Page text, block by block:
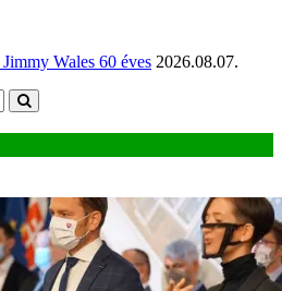
Wales 60 éves 2026.08.07.